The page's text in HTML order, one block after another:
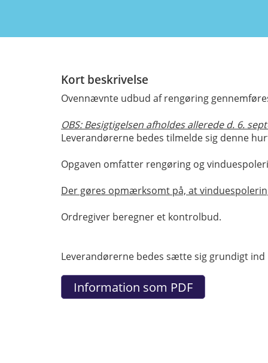
Kort beskrivelse
Ovennævnte udbud af rengøring
OBS: Besigtigelsen afholdes allerede d. 6.
Leverandørerne bedes tilmelde sig denne
Opgaven omfatter rengøring og
Der gøres opmærksomt på, at
Ordregiver beregner et kontrolbud.
Leverandørerne bedes sætte sig grundigt